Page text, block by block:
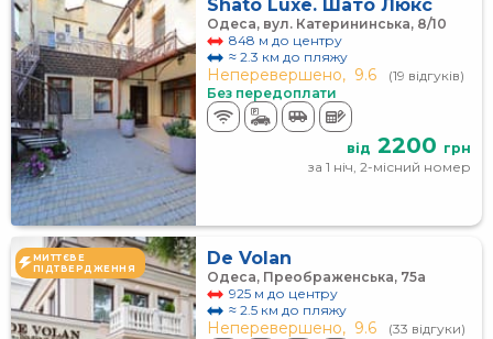
Shato Luxe. Шато Люкс
Одеса, вул. Катерининська, 8/10
848 м до центру
≈ 2.3 км до пляжу
Неперевершено, 9.6
(19 відгуків)
Без передоплати
від 2200 грн
за 1 ніч, 2-місний номер
МИТТЄВЕ
ПІДТВЕРДЖЕННЯ
De Volan
Одеса, Преображенська, 75а
925 м до центру
≈ 2.5 км до пляжу
Неперевершено, 9.6 (33 відгуки)